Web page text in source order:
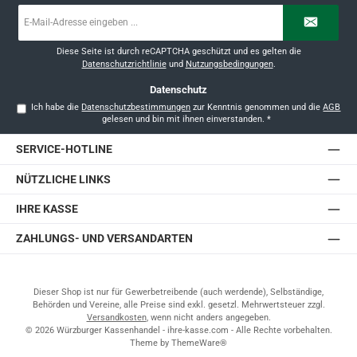
Mail-
Diese Seite ist durch reCAPTCHA geschützt und es gelten die
Datenschutzrichtlinieund Nutzungsbedingungen.
Datenschutz
Ich habe die Datenschutzbestimmungen zur Kenntnis genommen und dieAGB
gelesen und bin mit ihnen einverstanden. *
SERVICE-HOTLINE
NÜTZLICHE LINKS
IHRE KASSE
ZAHLUNGS- UND VERSANDARTEN
Dieser Shop ist nur für Gewerbetreibende (auch werdende), Selbständige,
Behörden und Vereine, alle Preise sind exkl. gesetzl. Mehrwertsteuer zzgl.
Versandkosten, wenn nicht anders angegeben.
© 2026 Würzburger Kassenhandel - ihre-kasse.com - Alle Rechte vorbehalten.
Theme by ThemeWare®